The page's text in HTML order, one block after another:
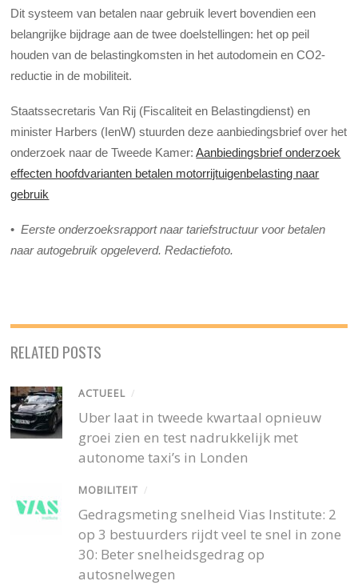
Dit systeem van betalen naar gebruik levert bovendien een
belangrijke bijdrage aan de twee doelstellingen: het op peil
houden van de belastingkomsten in het autodomein en CO2-
reductie in de mobiliteit.
Staatssecretaris Van Rij (Fiscaliteit en Belastingdienst) en
minister Harbers (IenW) stuurden deze aanbiedingsbrief over het
onderzoek naar de Tweede Kamer:Aanbiedingsbrief onderzoek
effecten hoofdvarianten betalen motorrijtuigenbelasting naar
gebruik
• Eerste onderzoeksrapport naar tariefstructuur voor betalen
naar autogebruik opgeleverd. Redactiefoto.
RELATED POSTS
ACTUEEL /
Uber laat in tweede kwartaal opnieuw
groei zien en test nadrukkelijk met
autonome taxi’s in Londen
MOBILITEIT /
Gedragsmeting snelheid Vias Institute: 2
op 3 bestuurders rijdt veel te snel in zone
30: Beter snelheidsgedrag op
autosnelwegen